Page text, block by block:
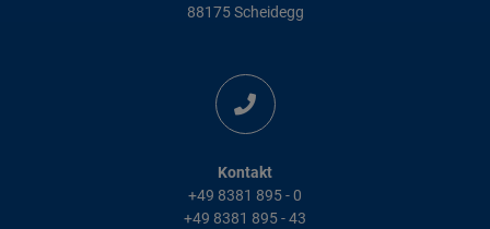
88175 Scheidegg
Kontakt
+49 8381 895 - 0
+49 8381 895 - 43